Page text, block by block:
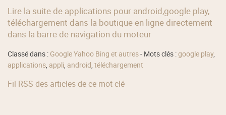
Lire la suite de applications pour android,google play,
téléchargement dans la boutique en ligne directement
dans la barre de navigation du moteur
Classé dans : Google Yahoo Bing et autres- Mots clés :google play,
applications, appli, android,téléchargement
Fil RSS des articles de ce mot clé